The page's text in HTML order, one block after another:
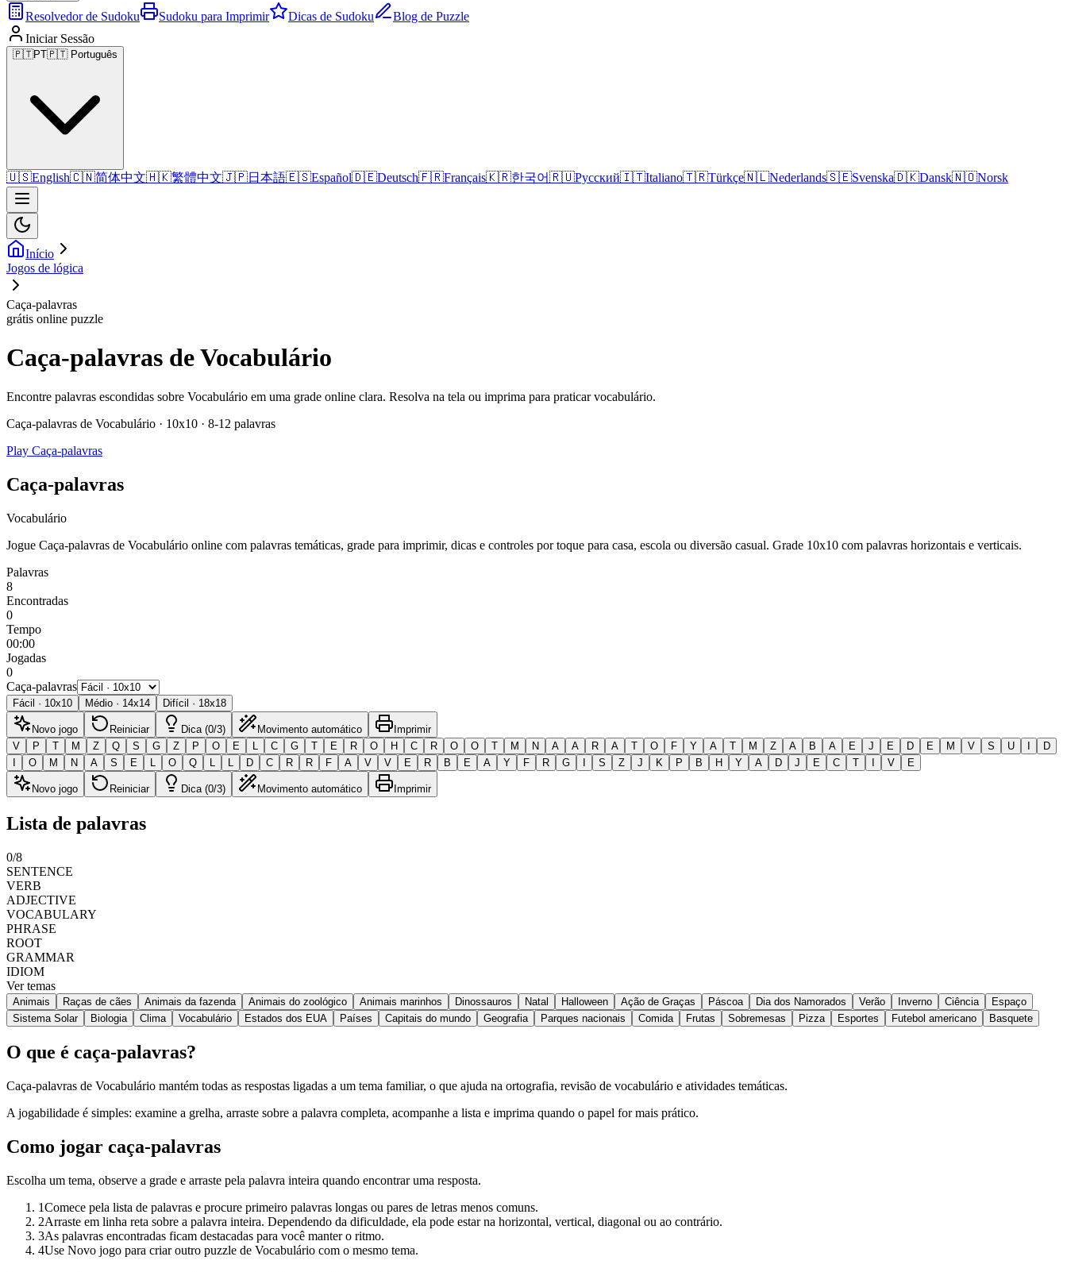
Resolvedor de Sudoku Sudoku para Imprimir Dicas de Sudoku
Blog de Puzzle
Iniciar Sessão
🇵🇹PT🇵🇹 Português
🇺🇸English🇨🇳简体中文🇭🇰繁體中文🇯🇵日本語🇪🇸Español🇩🇪Deutsch🇫🇷Français🇰🇷한국어🇷🇺Русский🇮🇹Italiano🇹🇷Türkçe🇳🇱Nederlands🇸🇪Svenska🇩🇰Dansk🇳🇴Norsk
Início
Jogos de lógica
Caça-palavras
grátis online puzzle
Caça-palavras de Vocabulário
Encontre palavras escondidas sobre Vocabulário em uma grade online clara. Resolva na tela ou imprima para praticar vocabulário.
Caça-palavras de Vocabulário · 10x10 · 8-12 palavras
Play Caça-palavras
Caça-palavras
Vocabulário
Jogue Caça-palavras de Vocabulário online com palavras temáticas, grade para imprimir, dicas e controles por toque para casa, escola ou diversão casual. Grade 10x10 com palavras horizontais e verticais.
Palavras
8
Encontradas
0
Tempo
00:00
Jogadas
0
Caça-palavras
Fácil · 10x10 Médio · 14x14 Difícil · 18x18
Novo jogo Reiniciar Dica (0/3) Movimento automático
Imprimir
V
P T M Z Q S G Z P O E L C G T E R O H C R O O T M N A A R A T O F Y A T M Z A B A E J E D E M V S U I
D
I
O M N A S E L O Q L L D C R R F A V V E R B E A Y F R G I S Z J K P B H Y A D J E C T I V E
Novo jogo Reiniciar Dica (0/3) Movimento automático Imprimir
Lista de palavras
0/8
SENTENCE
VERB
ADJECTIVE
VOCABULARY
PHRASE
ROOT
GRAMMAR
IDIOM
Ver temas
Animais Raças de cães Animais da fazenda Animais do zoológico Animais marinhos Dinossauros Natal Halloween Ação de Graças Páscoa Dia dos Namorados Verão Inverno Ciência
Espaço
Sistema Solar
Biologia Clima Vocabulário Estados dos EUA Países Capitais do mundo Geografia Parques nacionais Comida Frutas Sobremesas Pizza Esportes Futebol americano Basquete
O que é caça-palavras?
Caça-palavras de Vocabulário mantém todas as respostas ligadas a um tema familiar, o que ajuda na ortografia, revisão de vocabulário e atividades temáticas.
A jogabilidade é simples: examine a grelha, arraste sobre a palavra completa, acompanhe a lista e imprima quando o papel for mais prático.
Como jogar caça-palavras
Escolha um tema, observe a grade e arraste pela palavra inteira quando encontrar uma resposta.
1Comece pela lista de palavras e procure primeiro palavras longas ou pares de letras menos comuns.
2Arraste em linha reta sobre a palavra inteira. Dependendo da dificuldade, ela pode estar na horizontal, vertical, diagonal ou ao contrário.
3As palavras encontradas ficam destacadas para você manter o ritmo.
4Use Novo jogo para criar outro puzzle de Vocabulário com o mesmo tema.